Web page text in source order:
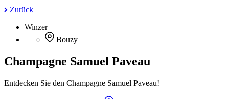
Zurück
Winzer
Bouzy
Champagne Samuel Paveau
Entdecken Sie den Champagne Samuel Paveau!